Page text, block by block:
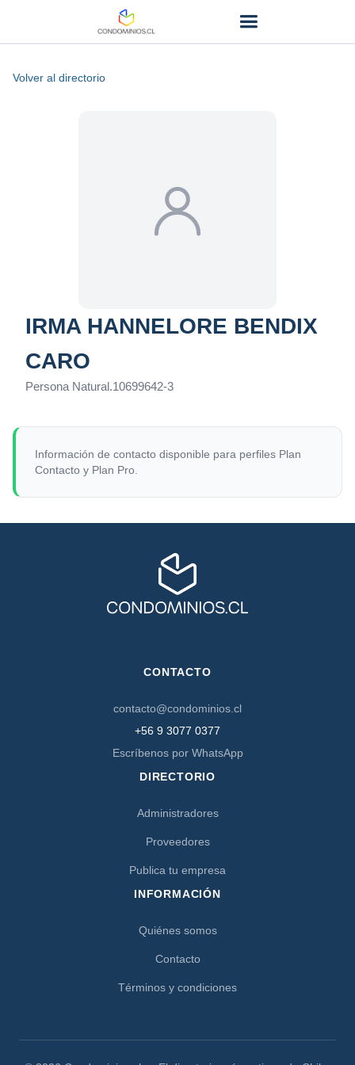
Volver al directorio
IRMA HANNELORE BENDIX
CARO
Persona Natural.10699642-3
Información de contacto disponible para perfiles Plan
Contacto y Plan Pro.
CONTACTO
contacto@condominios.cl
+56 9 3077 0377
Escríbenos por WhatsApp
DIRECTORIO
Administradores
Proveedores
Publica tu empresa
INFORMACIÓN
Quiénes somos
Contacto
Términos y condiciones